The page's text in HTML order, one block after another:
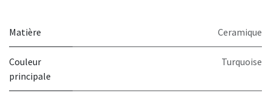
Matière Ceramique
Couleur
principale
Turquoise